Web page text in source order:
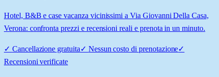
Hotel, B&B e case vacanza vicinissimi a Via Giovanni Della Casa,
Verona: confronta prezzi e recensioni reali e prenota in un minuto.
✓ Cancellazione gratuita✓ Nessun costo di prenotazione✓
Recensioni verificate